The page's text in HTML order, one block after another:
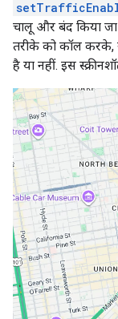
चालू और बंद किया
तरीके को कॉल करके,
है या नहीं. इस